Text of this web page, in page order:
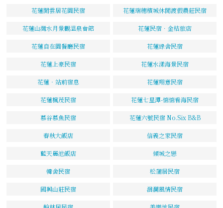
花蓮閒雲居花園民宿 花蓮瑞穗檳城休閒渡假農莊民宿
花蓮山灣水月景觀溫泉會館 花蓮民宿．金桔旅店
花蓮自在園餐廳民宿 花蓮綠舍民宿
花蓮上豪民宿 花蓮水漾海景民宿
花蓮‧站前宿息 花蓮翔意民宿
花蓮楓茂民宿 花蓮七星潭-惦惦看海民宿
慕谷慕魚民宿 花蓮六號民宿 No.Six B&B
春秋大飯店 信義之家民宿
藍天麗池飯店 傾城之戀
韓舍民宿 松蒲居民宿
國興山莊民宿 洄瀾風情民宿